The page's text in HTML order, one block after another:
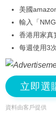
美國
輸入「
香港用家真
每週使用3
立即選
資料由客戶提供